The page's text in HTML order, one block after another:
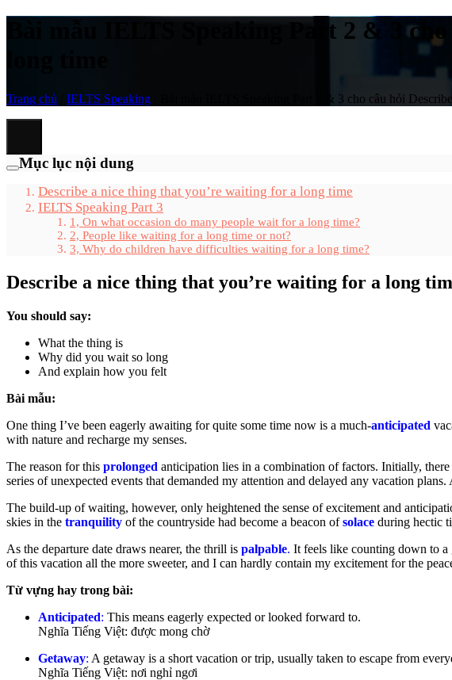
Bài mẫu IELTS Speaking Part 2 & 3
Trang chủ IELTS Speaking Bài mẫu IELTS Speaking Part 2 & 3 cho câu hỏi
Mục lục nội dung
Describe a nice thing that you’re waiting for a long time
IELTS Speaking Part 3
1, On what occasion do many people wait for a long time?
2, People like waiting for a long time or not?
3, Why do children have difficulties waiting for a long time?
Describe a nice thing that you’re waiting for a long
You should say:
What the thing is
Why did you wait so long
And explain how you felt
Bài mẫu:
One thing I’ve been eagerly awaiting for quite some time now is a much-anticipated
with nature and recharge my senses.
The reason for this prolonged anticipation lies in a combination of factors. Initially,
series of unexpected events that demanded my attention and delayed any vacation
The build-up of waiting, however, only heightened the sense of excitement and
skies in the tranquility of the countryside had become a beacon ofsolace during hectic
As the departure date draws nearer, the thrill is palpable. It feels like counting down to
of this vacation all the more sweeter, and I can hardly contain my excitement for the
Từ vựng hay trong bài:
Anticipated: This means eagerly expected or looked forward to.
Nghĩa Tiếng Việt: được mong chờ
Getaway: A getaway is a short vacation or trip, usually taken to escape from
Nghĩa Tiếng Việt: nơi nghỉ ngơi